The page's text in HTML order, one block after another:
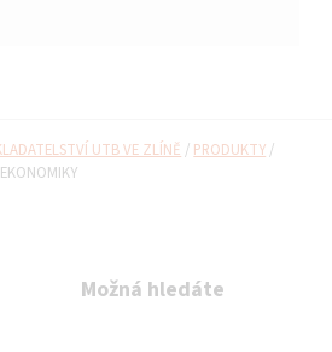
UTB VE ZLÍNĚ / PRODUKTY /
Možná hledáte